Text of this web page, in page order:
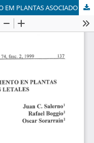
ANALISIS TEORICO DEL RENDIMIENTO EM PLANTAS ASOCIADO A FACTORES LETALES